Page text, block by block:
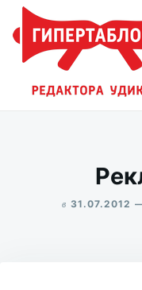
Перейти
содержимому
Искать:
в 31.07.2012